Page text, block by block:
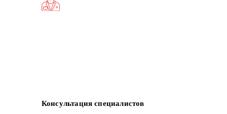
Консультация специалистов